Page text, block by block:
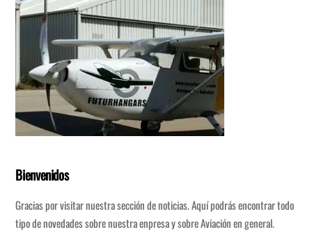
Bienvenidos
Gracias por visitar nuestra sección de noticias. Aquí podrás encontrar todo
tipo de novedades sobre nuestra enpresa y sobre Aviación en general.